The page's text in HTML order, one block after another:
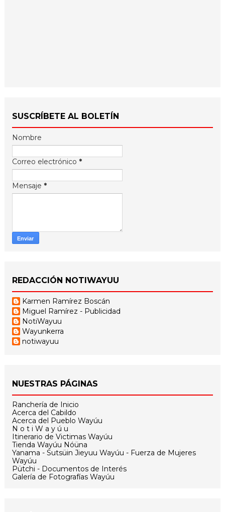
SUSCRÍBETE AL BOLETÍN
Nombre
Correo electrónico *
Mensaje *
REDACCIÓN NOTIWAYUU
Karmen Ramírez Boscán
Miguel Ramírez - Publicidad
NotiWayuu
Wayunkerra
notiwayuu
NUESTRAS PÁGINAS
Ranchería de Inicio
Acerca del Cabildo
Acerca del Pueblo Wayúu
N o t i W a y ú u
Itinerario de Victimas Wayúu
Tienda Wayúu Nóüna
Yanama - Sutsüin Jieyuu Wayúu - Fuerza de Mujeres
Wayúu
Pütchi - Documentos de Interés
Galería de Fotografías Wayúu